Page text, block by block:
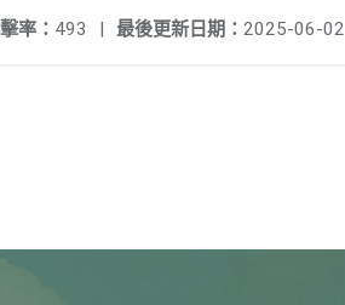
最後更新日期： 2025-06-02
率： 493 |